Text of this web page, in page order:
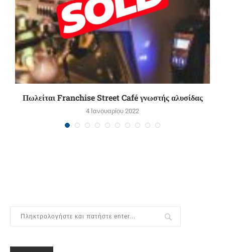
Πωλείται Franchise Street Café γνωστής αλυσίδας
4 Ιανουαρίου 2022